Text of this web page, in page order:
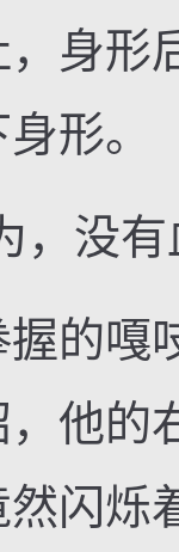
身形
形。
没有
嘎
他的
闪烁